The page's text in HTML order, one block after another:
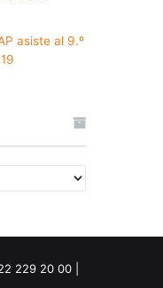
asiste al 9.º
229 20 00 |